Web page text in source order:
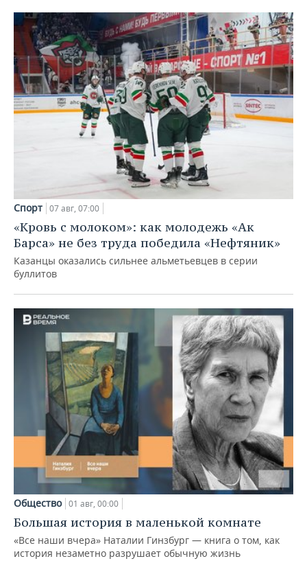
Спорт 07 авг, 07:00
«Кровь с молоком»: как молодежь «Ак
Барса» не без труда победила «Нефтяник»
Казанцы оказались сильнее альметьевцев в серии
буллитов
Общество 01 авг, 00:00
Большая история в маленькой комнате
«Все наши вчера» Наталии Гинзбург — книга о том, как
история незаметно разрушает обычную жизнь